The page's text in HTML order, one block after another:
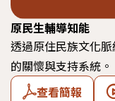
原民生輔導知能
透過原住民族文化
的關懷與支持系統。
查看簡報